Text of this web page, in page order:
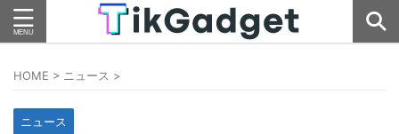
HOME > ニュース >
ニュース